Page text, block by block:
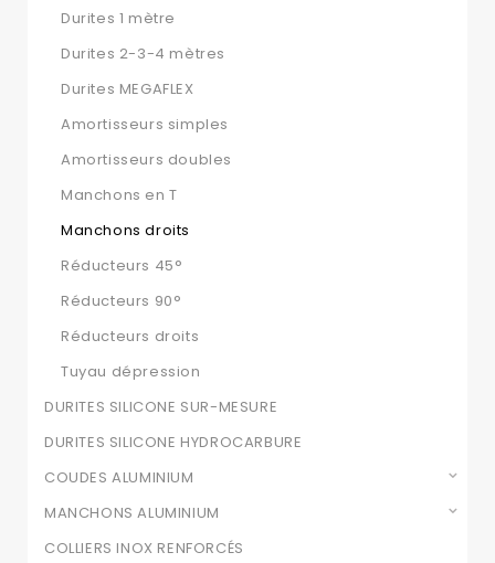
Durites 1 mètre
Durites 2-3-4 mètres
Durites MEGAFLEX
Amortisseurs simples
Amortisseurs doubles
Manchons en T
Manchons droits
Réducteurs 45°
Réducteurs 90°
Réducteurs droits
Tuyau dépression
DURITES SILICONE SUR-MESURE
DURITES SILICONE HYDROCARBURE
COUDES ALUMINIUM
MANCHONS ALUMINIUM
COLLIERS INOX RENFORCÉS